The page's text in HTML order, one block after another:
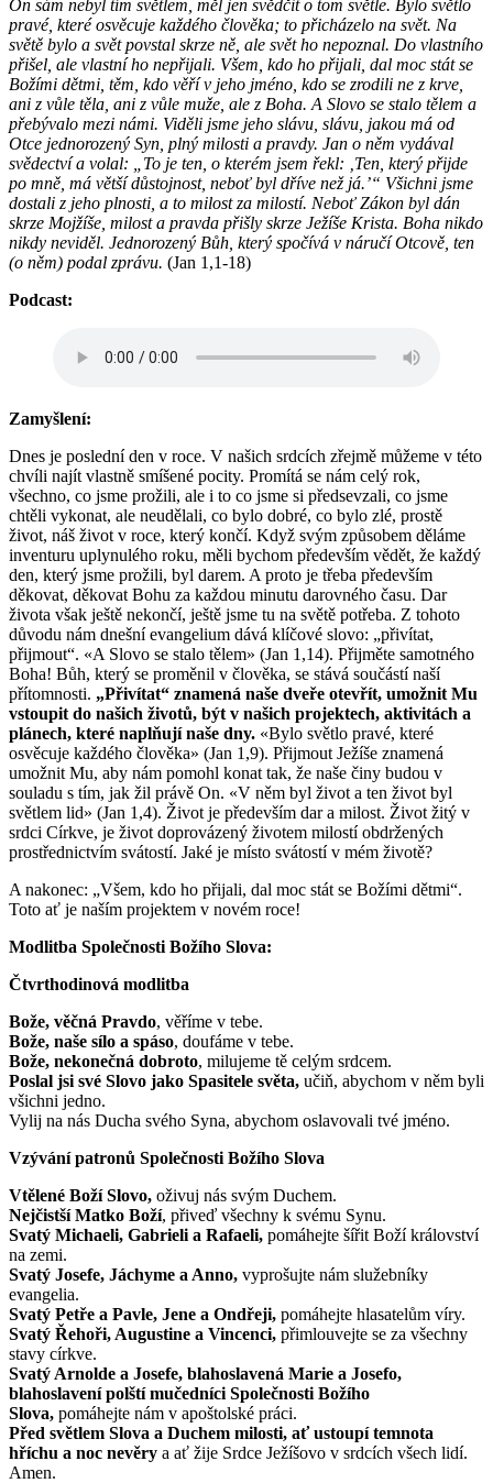
On sám nebyl tím světlem, měl jen svědčit o tom světle. Bylo světlo
pravé, které osvěcuje každého člověka; to přicházelo na svět. Na
světě bylo a svět povstal skrze ně, ale svět ho nepoznal. Do vlastního
přišel, ale vlastní ho nepřijali. Všem, kdo ho přijali, dal moc stát se
Božími dětmi, těm, kdo věří v jeho jméno, kdo se zrodili ne z krve,
ani z vůle těla, ani z vůle muže, ale z Boha. A Slovo se stalo tělem a
přebývalo mezi námi. Viděli jsme jeho slávu, slávu, jakou má od
Otce jednorozený Syn, plný milosti a pravdy. Jan o něm vydával
svědectví a volal: „To je ten, o kterém jsem řekl: ‚Ten, který přijde
po mně, má větší důstojnost, neboť byl dříve než já.’“ Všichni jsme
dostali z jeho plnosti, a to milost za milostí. Neboť Zákon byl dán
skrze Mojžíše, milost a pravda přišly skrze Ježíše Krista. Boha nikdo
nikdy neviděl. Jednorozený Bůh, který spočívá v náručí Otcově, ten
(o něm) podal zprávu. (Jan 1,1-18)
Podcast:
Zamyšlení:
Dnes je poslední den v roce. V našich srdcích zřejmě můžeme v této
chvíli najít vlastně smíšené pocity. Promítá se nám celý rok,
všechno, co jsme prožili, ale i to co jsme si předsevzali, co jsme
chtěli vykonat, ale neudělali, co bylo dobré, co bylo zlé, prostě
život, náš život v roce, který končí. Když svým způsobem děláme
inventuru uplynulého roku, měli bychom především vědět, že každý
den, který jsme prožili, byl darem. A proto je třeba především
děkovat, děkovat Bohu za každou minutu darovného času. Dar
života však ještě nekončí, ještě jsme tu na světě potřeba. Z tohoto
důvodu nám dnešní evangelium dává klíčové slovo: „přivítat,
přijmout“. «A Slovo se stalo tělem» (Jan 1,14). Přijměte samotného
Boha! Bůh, který se proměnil v člověka, se stává součástí naší
přítomnosti. „Přivítat“ znamená naše dveře otevřít, umožnit Mu
vstoupit do našich životů, být v našich projektech, aktivitách a
plánech, které naplňují naše dny. «Bylo světlo pravé, které
osvěcuje každého člověka» (Jan 1,9). Přijmout Ježíše znamená
umožnit Mu, aby nám pomohl konat tak, že naše činy budou v
souladu s tím, jak žil právě On. «V něm byl život a ten život byl
světlem lid» (Jan 1,4). Život je především dar a milost. Život žitý v
srdci Církve, je život doprovázený životem milostí obdržených
prostřednictvím svátostí. Jaké je místo svátostí v mém životě?
A nakonec: „Všem, kdo ho přijali, dal moc stát se Božími dětmi“.
Toto ať je naším projektem v novém roce!
Modlitba Společnosti Božího Slova:
Čtvrthodinová modlitba
Bože, věčná Pravdo, věříme v tebe.
Bože, naše sílo a spáso, doufáme v tebe.
Bože, nekonečná dobroto, milujeme tě celým srdcem.
Poslal jsi své Slovo jako Spasitele světa, učiň, abychom v něm byli
všichni jedno.
Vylij na nás Ducha svého Syna, abychom oslavovali tvé jméno.
Vzývání patronů Společnosti Božího Slova
Vtělené Boží Slovo, oživuj nás svým Duchem.
Nejčistší Matko Boží, přiveď všechny k svému Synu.
Svatý Michaeli, Gabrieli a Rafaeli, pomáhejte šířit Boží království
na zemi.
Svatý Josefe, Jáchyme a Anno, vyprošujte nám služebníky
evangelia.
Svatý Petře a Pavle, Jene a Ondřeji, pomáhejte hlasatelům víry.
Svatý Řehoři, Augustine a Vincenci, přimlouvejte se za všechny
stavy církve.
Svatý Arnolde a Josefe, blahoslavená Marie a Josefo,
blahoslavení polští mučedníci Společnosti Božího
Slova, pomáhejte nám v apoštolské práci.
Před světlem Slova a Duchem milosti, ať ustoupí temnota
hříchu a noc nevěry a ať žije Srdce Ježíšovo v srdcích všech lidí.
Amen.